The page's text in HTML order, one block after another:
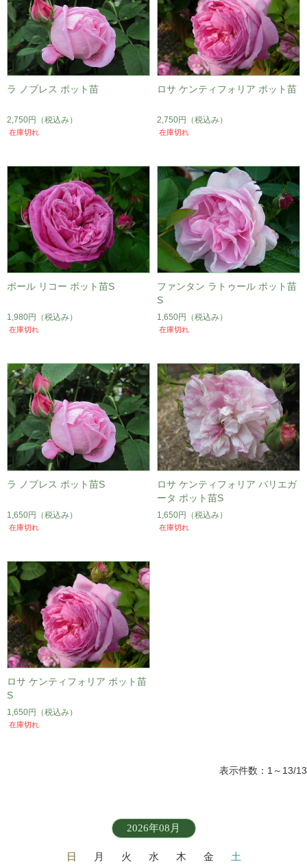
ラ ノブレス ポット苗
2,750円 （税込み）
在庫切れ
ロサ ケンティフォリア ポット苗
2,750円 （税込み）
在庫切れ
ポール リコー ポット苗S
1,980円 （税込み）
在庫切れ
ファンタン ラトゥール ポット苗
S
1,650円 （税込み）
在庫切れ
ラ ノブレス ポット苗S
1,650円 （税込み）
在庫切れ
ロサ ケンティフォリア バリエガ
ータ ポット苗S
1,650円 （税込み）
在庫切れ
ロサ ケンティフォリア ポット苗
S
1,650円 （税込み）
在庫切れ
表示件数：1～13/13
2026年08月
日 月 火 水 木 金
土